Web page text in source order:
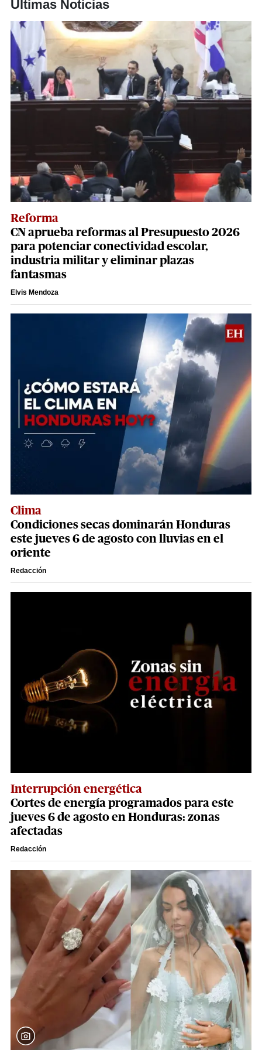
Últimas Noticias
Reforma
CN aprueba reformas al Presupuesto 2026
para potenciar conectividad escolar,
industria militar y eliminar plazas
fantasmas
Elvis Mendoza
Clima
Condiciones secas dominarán Honduras
este jueves 6 de agosto con lluvias en el
oriente
Redacción
Interrupción energética
Cortes de energía programados para este
jueves 6 de agosto en Honduras: zonas
afectadas
Redacción